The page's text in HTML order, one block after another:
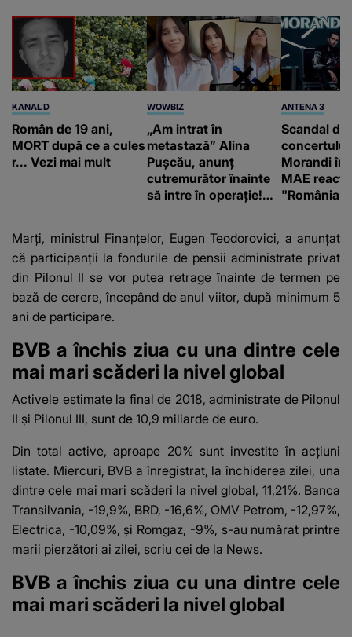
KANAL D
Român de 19 ani,
MORT după ce a cules
r... Vezi mai mult
WOWBIZ
„Am intrat în
metastază” Alina
Pușcău, anunț
cutremurător înainte
să intre în operație!
fanilor
ANTENA 3
Scandal
Morandi în
MAE
"România
Marţi, ministrul Finanţelor, Eugen Teodorovici, a anunţat
că participanţii la fondurile de pensii administrate privat
din Pilonul II se vor putea retrage înainte de termen pe
bază de cerere, începând de anul viitor, după minimum 5
ani de participare.
BVB a închis ziua cu una dintre cele
mai mari scăderi la nivel global
Activele estimate la final de 2018, administrate de Pilonul
II şi Pilonul III, sunt de 10,9 miliarde de euro.
Din total active, aproape 20% sunt investite în acţiuni
listate. Miercuri, BVB a înregistrat, la închiderea zilei, una
dintre cele mai mari scăderi la nivel global, 11,21%. Banca
Transilvania, -19,9%, BRD, -16,6%, OMV Petrom, -12,97%,
Electrica, -10,09%, şi Romgaz, -9%, s-au numărat printre
marii pierzători ai zilei, scriu cei de la News.
BVB a închis ziua cu una dintre cele
mai mari scăderi la nivel global